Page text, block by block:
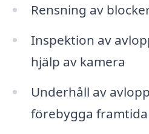
Rensning av
Inspektion av
hjälp av kamera
Underhåll av
förebygga